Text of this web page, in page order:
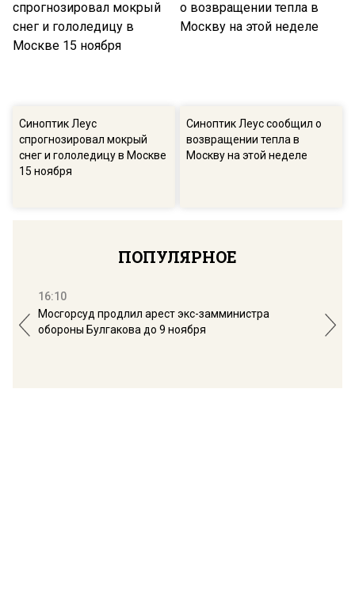
Синоптик Леус
спрогнозировал мокрый
снег и гололедицу в Москве
15 ноября
Синоптик Леус сообщил о
возвращении тепла в
Москву на этой неделе
ПОПУЛЯРНОЕ
16:10
Мосгорсуд продлил арест экс-замминистра
обороны Булгакова до 9 ноября